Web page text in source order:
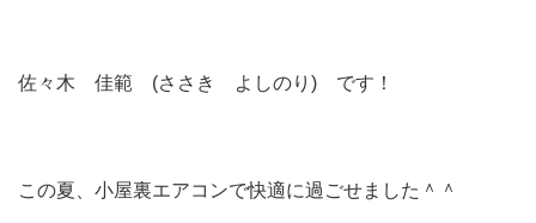
佐々木 佳範 (ささき よしのり) です！
この夏、小屋裏エアコンで快適に過ごせました＾＾